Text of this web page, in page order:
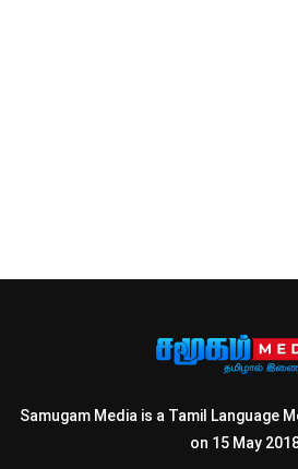
Samugam Media is a Tamil Language
on 15 May